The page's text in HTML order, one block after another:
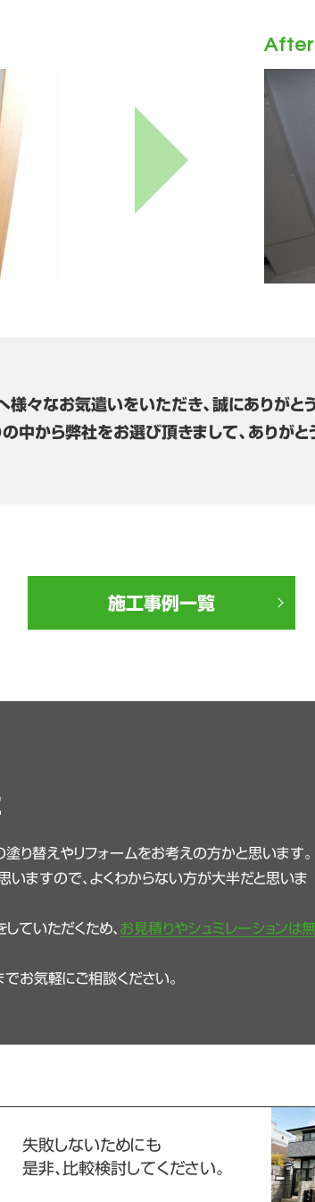
After
様々なお気遣いをいただき、誠にありがと
中から弊社をお選び頂きまして、ありがと
施工事例一覧
り替えやリフォームをお考えの方かと思います。
ますので、よくわからない方が大半だと思いま
ていただくため、 お見積りやシュミレーションは無
お気軽にご相談ください。
失敗しないためにも
是非、比較検討してください。